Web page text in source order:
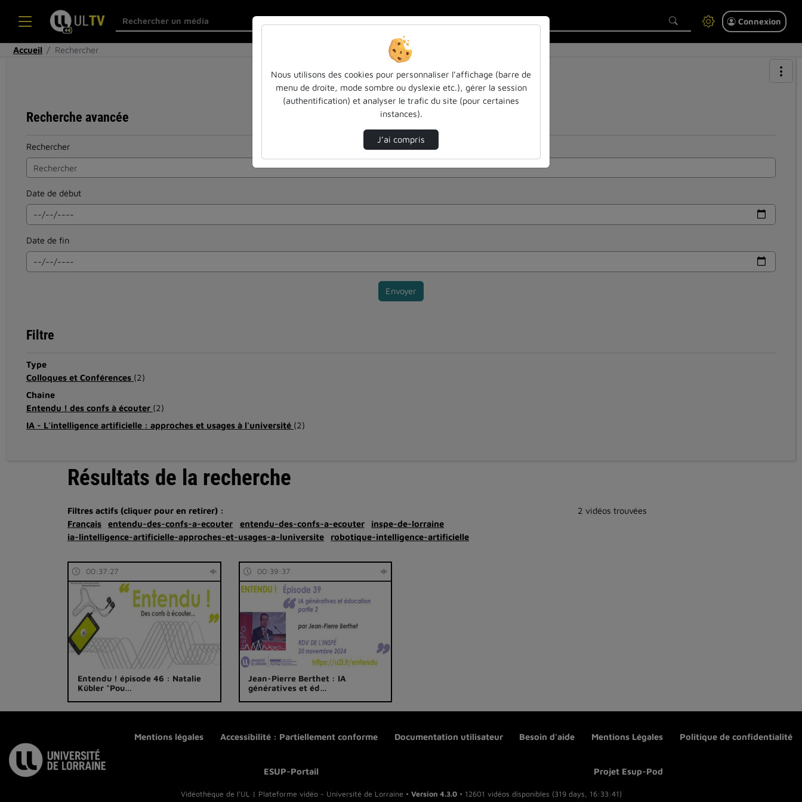
Connexion
Accueil Rechercher
Recherche avancée
Rechercher
Date de début
Date de fin
Envoyer
Filtre
Type
Colloques et Conférences (2)
Chaîne
Entendu ! des confs à écouter (2)
IA - L'intelligence artificielle : approches et usages à l'université (2)
Résultats de la recherche
Filtres actifs (cliquer pour en retirer) :
Français
entendu-des-confs-a-ecouter entendu-des-confs-a-ecouter
inspe-de-lorraine
ia-lintelligence-artificielle-approches-et-usages-a-luniversite
robotique-intelligence-artificielle
2 vidéos trouvées
00:37:27
Entendu ! épisode 46 : Natalie
Kübler "Pou…
00:39:37
Jean-Pierre Berthet : IA
génératives et éd…
Mentions légales Accessibilité : Partiellement conforme Documentation utilisateur Besoin d'aide Mentions Légales Politique de confidentialité
ESUP-Portail Projet Esup-Pod
Vidéothèque de l'UL | Plateforme vidéo - Université de Lorraine • Version 4.3.0• 12601 vidéos disponibles (319 days, 16:33:41)
Nous utilisons des cookies pour personnaliser l’affichage (barre de
menu de droite, mode sombre ou dyslexie etc.), gérer la session
(authentification) et analyser le trafic du site (pour certaines
instances).
J’ai compris